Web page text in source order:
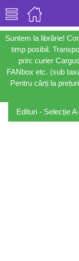
Suntem la librărie!
timp posibil.
prin: curier
FANbox etc. (sub
Pentru cărți la
Edituri - Selecție